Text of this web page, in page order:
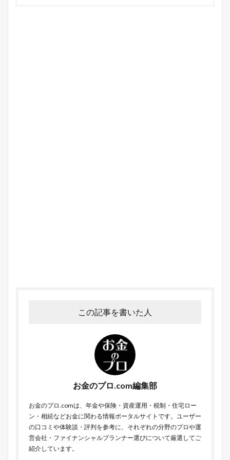
この記事を書いた人
お金のプロ.com編集部
お金のプロ.comは、年金や保険・資産運用・税制・住宅ロー
ン・相続などお金に関わる情報ポータルサイトです。ユーザー
の口コミや体験談・評判を参考に、それぞれの分野のプロや運
営会社・ファイナンシャルプランナー選びについて厳選してご
紹介しています。